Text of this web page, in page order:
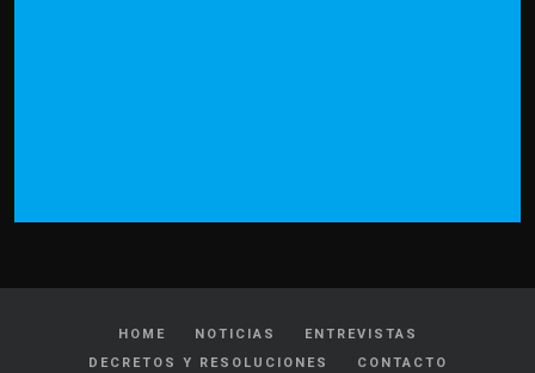
HOME NOTICIAS
ENTREVISTAS
DECRETOS Y RESOLUCIONES
CONTACTO